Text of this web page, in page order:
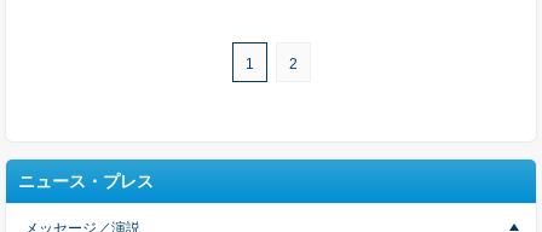
1 2
ニュース・プレス
メッセージ／演説